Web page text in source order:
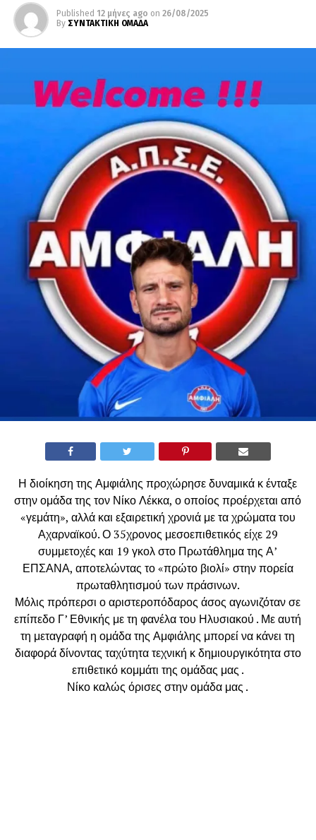
Published 12 μήνες ago on 26/08/2025
By ΣΥΝΤΑΚΤΙΚΗ ΟΜΑΔΑ
Η διοίκηση της Αμφιάλης προχώρησε δυναμικά κ ένταξε
στην ομάδα της τον Νίκο Λέκκα, ο οποίος προέρχεται από
«γεμάτη», αλλά και εξαιρετική χρονιά με τα χρώματα του
Αχαρναϊκού. Ο 35χρονος μεσοεπιθετικός είχε 29
συμμετοχές και 19 γκολ στο Πρωτάθλημα της Α’
ΕΠΣΑΝΑ, αποτελώντας το «πρώτο βιολί» στην πορεία
πρωταθλητισμού των πράσινων.
Μόλις πρόπερσι ο αριστεροπόδαρος άσος αγωνιζόταν σε
επίπεδο Γ’ Εθνικής με τη φανέλα του Ηλυσιακού . Με αυτή
τη μεταγραφή η ομάδα της Αμφιάλης μπορεί να κάνει τη
διαφορά δίνοντας ταχύτητα τεχνική κ δημιουργικότητα στο
επιθετικό κομμάτι της ομάδας μας .
Νίκο καλώς όρισες στην ομάδα μας .